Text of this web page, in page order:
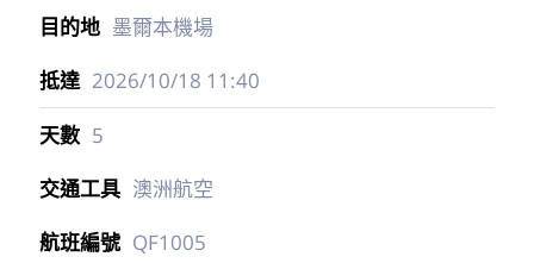
墨爾本機場
2026/10/18 11:40
5
澳洲航空
QF1005